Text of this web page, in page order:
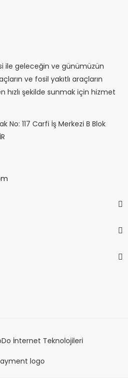
ile geleceğin ve günümüzün
ve fosil yakıtlı araçların
hızlı şekilde sunmak için hizmet
No: 117 Carfi İş Merkezi B Blok
İnternet Teknolojileri